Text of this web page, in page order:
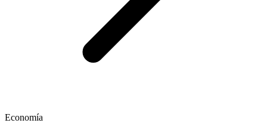
Economía